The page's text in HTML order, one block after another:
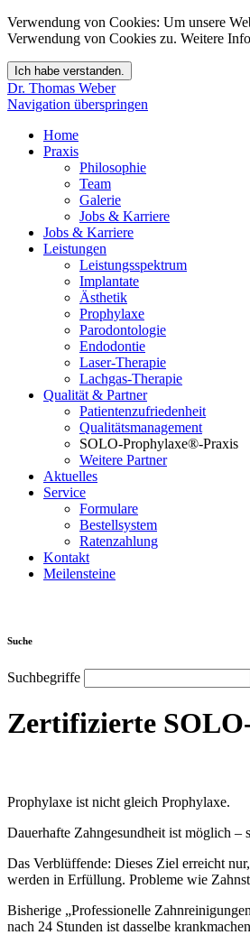
Verwendung von Cookies: Um unsere
Verwendung von Cookies zu. Weitere
Dr. Thomas Weber
Navigation überspringen
Home
Praxis
Philosophie
Team
Galerie
Jobs & Karriere
Jobs & Karriere
Leistungen
Leistungsspektrum
Implantate
Ästhetik
Prophylaxe
Parodontologie
Endodontie
Laser-Therapie
Lachgas-Therapie
Qualität & Partner
Patientenzufriedenheit
Qualitätsmanagement
SOLO-Prophylaxe®-Praxis
Weitere Partner
Aktuelles
Service
Formulare
Bestellsystem
Ratenzahlung
Kontakt
Meilensteine
Suche
Suchbegriffe
Zertifizierte
Prophylaxe ist nicht gleich Prophylaxe.
Dauerhafte Zahngesundheit ist möglich
Das Verblüffende: Dieses Ziel erreicht
werden in Erfüllung. Probleme wie
Bisherige „Professionelle
nach 24 Stunden ist dasselbe